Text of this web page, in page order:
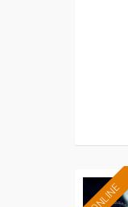
ONLINE